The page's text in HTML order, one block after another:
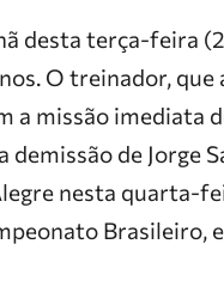
desta terça-feira
O treinador, que
a missão imediata
de Jorge
nesta quarta-
Brasileiro,